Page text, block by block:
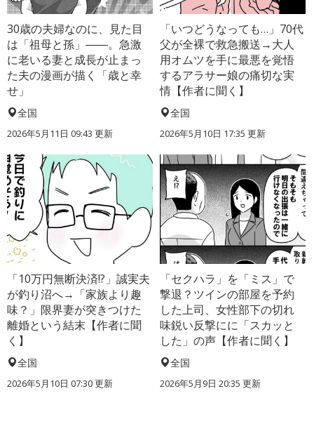
30歳の夫婦なのに、見た目
は「祖母と孫」――。急激
に老いる妻と成長が止まっ
た夫の漫画が描く「歳と幸
せ」
全国
2026年5月11日 09:43 更新
「いつどうなっても…」70代
父が全裸で救急搬送→大人
用オムツを手に最悪を覚悟
するアラサー娘の痛切な実
情【作者に聞く】
全国
2026年5月10日 17:35 更新
「10万円無断決済!?」誠実夫
が釣り沼へ→「家族より趣
味？」限界妻が突きつけた
離婚という結末【作者に聞
く】
全国
2026年5月10日 07:30 更新
「セクハラ」を「ミス」で
撃退？ツインの部屋を予約
した上司、女性部下の切れ
味鋭い反撃にに「スカッと
した」の声【作者に聞く】
全国
2026年5月9日 20:35 更新